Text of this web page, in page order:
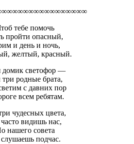
тебе помочь
пройти опасный,
и день и ночь,
желтый, красный.
светофор —
родные брата,
с давних пор
всем ребятам.
чудесных цвета,
видишь нас,
нашего совета
подчас.